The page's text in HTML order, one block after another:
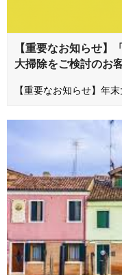
【重要なお知らせ】
大掃除をご検討のお
【重要なお知らせ】年